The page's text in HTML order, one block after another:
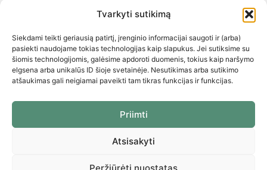
Tvarkyti sutikimą
Siekdami teikti geriausią patirtį, įrenginio informacijai saugoti ir (arba)
pasiekti naudojame tokias technologijas kaip slapukus. Jei sutiksime su
šiomis technologijomis, galėsime apdoroti duomenis, tokius kaip naršymo
elgsena arba unikalūs ID šioje svetainėje. Nesutikimas arba sutikimo
atšaukimas gali neigiamai paveikti tam tikras funkcijas ir funkcijas.
Priimti
Atsisakyti
Peržiūrėti nuostatas
pagalba@baldustilius.lt
I-V : 10:00 iki 16:00
Visos teisės saugomos 2026 © „Skaitmeninis projektas“ ©
griežtai draudžiama